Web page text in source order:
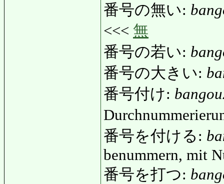
番号の無い:
<<< 無
番号の若い:
番号の大きい:
番号付け:
番号を付ける:
benummern, mit
番号を打つ: